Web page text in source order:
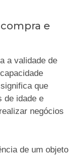
e
a validade de
que
de idade e
negócios
de um objeto